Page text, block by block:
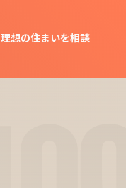
理想の住まいを相談